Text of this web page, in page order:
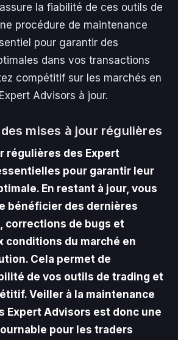
la fiabilité de ces outils de
procédure de maintenance
pour garantir des
dans vos transactions
compétitif sur les marchés en
Advisors à jour.
mises à jour régulières
régulières des Expert
pour garantir leur
En restant à jour, vous
bénéficier des dernières
corrections de bugs et
conditions du marché en
Cela permet de
de vos outils de trading et
Veiller à la maintenance
Expert Advisors est donc une
pour les traders